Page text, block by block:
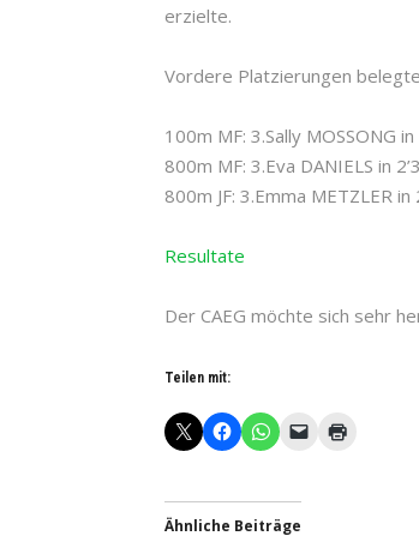
erzielte.
Vordere Platzierungen
100m MF: 3.Sally MOSSONG
800m MF: 3.Eva DANIELS in
800m JF: 3.Emma METZLER in
Resultate
Der CAEG möchte sich sehr
Teilen mit:
Ähnliche Beiträge